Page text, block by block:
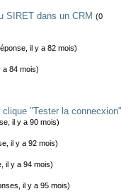
SIRET dans un CRM (0
il y a 82 mois)
a 84 mois)
"Tester la connecxion"
il y a 90 mois)
il y a 92 mois)
il y a 94 mois)
il y a 95 mois)